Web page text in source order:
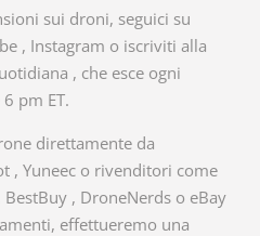
sui droni, seguici su
, Instagram o iscriviti alla
, che esce ogni
pm ET.
direttamente da
, Yuneec o rivenditori come
, DroneNerds o eBay
effettueremo una